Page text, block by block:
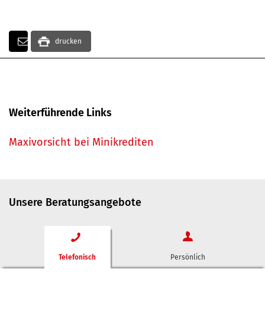
drucken
Weiterführende Links
Maxivorsicht bei Minikrediten
Unsere Beratungsangebote
Telefonisch Persönlich